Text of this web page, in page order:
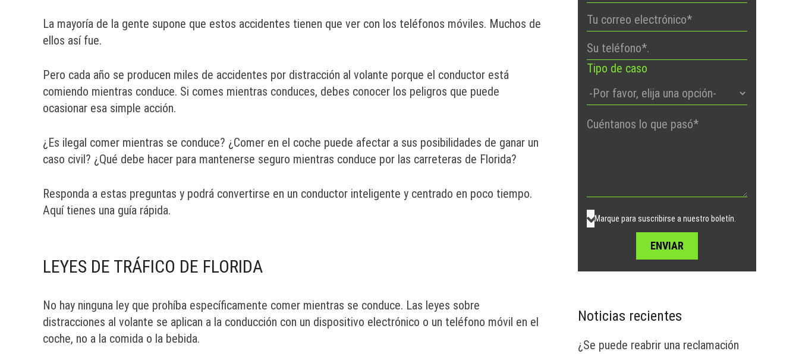
La mayoría de la gente supone que estos accidentes tienen que ver con los teléfonos móviles. Muchos de
ellos así fue.
Pero cada año se producen miles de accidentes por distracción al volante porque el conductor está
comiendo mientras conduce. Si comes mientras conduces, debes conocer los peligros que puede
ocasionar esa simple acción.
¿Es ilegal comer mientras se conduce? ¿Comer en el coche puede afectar a sus posibilidades de ganar un
caso civil? ¿Qué debe hacer para mantenerse seguro mientras conduce por las carreteras de Florida?
Responda a estas preguntas y podrá convertirse en un conductor inteligente y centrado en poco tiempo.
Aquí tienes una guía rápida.
LEYES DE TRÁFICO DE FLORIDA
No hay ninguna ley que prohíba específicamente comer mientras se conduce. Las leyes sobre
distracciones al volante se aplican a la conducción con un dispositivo electrónico o un teléfono móvil en el
coche, no a la comida o la bebida.
Tipo de caso
Por
vacío.
Marque para suscribirse a nuestro boletín.
Noticias recientes
¿Se puede reabrir una reclamación